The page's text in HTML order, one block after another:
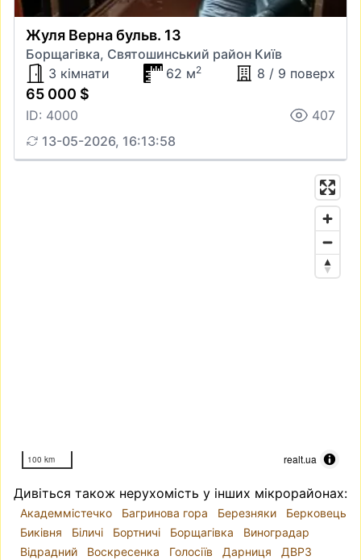
Жуля Верна бульв. 13
Борщагівка, Святошинський район Київ
3 кімнати
62 м2 8 / 9 поверх
65 000 $
ID: 4000
407
13-05-2026, 16:13:58
100 km realt.ua
Дивіться також нерухомість у інших мікрорайонах:
Академмістечко Багринова гора Березняки
Берковець
Биківня
Біличі Бортничі Борщагівка
Виноградар
Відрадний
Воскресенка Голосіїв Дарниця ДВРЗ